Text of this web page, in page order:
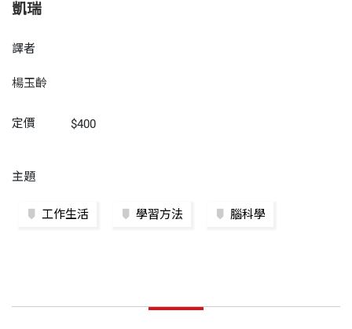
凱瑞
譯者
楊玉齡
定價 $400
主題
工作生活 學習方法 腦科學